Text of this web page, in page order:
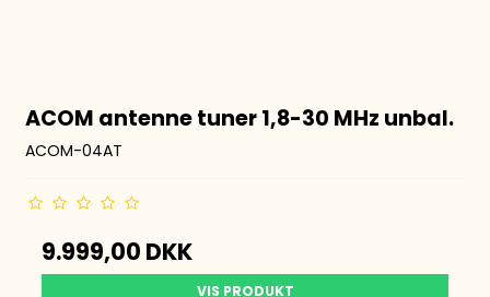
ACOM antenne tuner 1,8-30 MHz unbal.
ACOM-04AT
9.999,00 DKK
VIS PRODUKT